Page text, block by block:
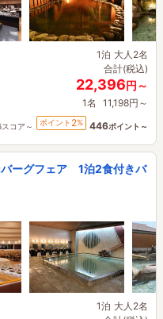
1泊 大人2名
合計(税込)
22,396円～
1名 11,198円～
コア～ ポイント 2% 446ポイント～
バーグフェア 1泊2食付きバ
1泊 大人2名